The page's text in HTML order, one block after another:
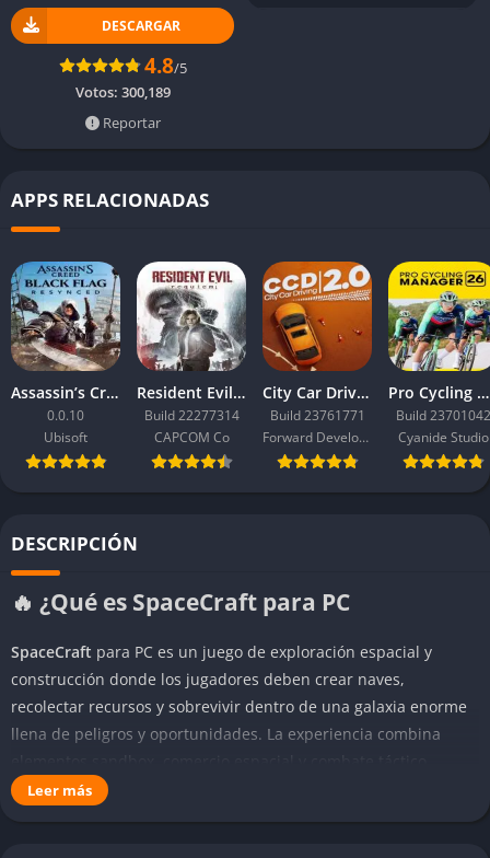
DESCARGAR
4.8/5
Votos: 300,189
Reportar
APPS RELACIONADAS
Assassin’s Creed Black Flag Resynced
0.0.10
Ubisoft
Resident Evil Requiem
Build 22277314
CAPCOM Co
City Car Driving 2.0
Build 23761771
Forward Development
Pro Cycling Manager 26
Build 23701042
Cyanide Studio
DESCRIPCIÓN
🔥 ¿Qué es SpaceCraft para PC
SpaceCraft para PC es un juego de exploración espacial y
construcción donde los jugadores deben crear naves,
recolectar recursos y sobrevivir dentro de una galaxia enorme
llena de peligros y oportunidades. La experiencia combina
ofreciendo bastante libertad para decidir cómo avanzar dentro
Leer más